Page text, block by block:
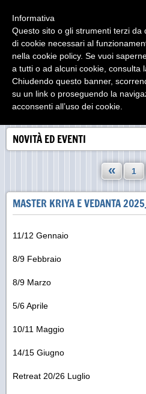
NOVITÀ ED EVENTI
« 1
MASTER KRIYA E VEDANTA
11/12 Gennaio
8/9 Febbraio
8/9 Marzo
5/6 Aprile
10/11 Maggio
14/15 Giugno
Retreat 20/26 Luglio
Informativa
Questo sito o gli strumenti terzi da
di cookie necessari al
nella cookie policy. Se vuoi
a tutti o ad alcuni cookie, consulta
Chiudendo questo banner,
su un link o proseguendo la
acconsenti all’uso dei cookie.